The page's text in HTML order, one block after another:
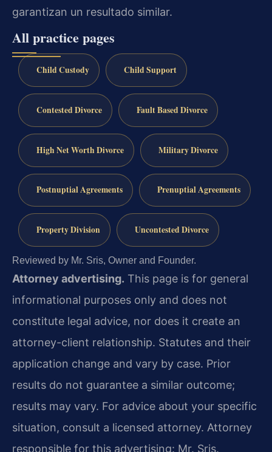
garantizan un resultado similar.
All practice pages
Child Custody Child Support
Contested Divorce Fault Based Divorce
High Net Worth Divorce Military Divorce
Postnuptial Agreements Prenuptial Agreements
Property Division Uncontested Divorce
Reviewed by Mr. Sris, Owner and Founder.
Attorney advertising. This page is for general
informational purposes only and does not
constitute legal advice, nor does it create an
attorney-client relationship. Statutes and their
application change and vary by case. Prior
results do not guarantee a similar outcome;
results may vary. For advice about your specific
situation, consult a licensed attorney. Attorney
responsible for this advertising: Mr. Sris.